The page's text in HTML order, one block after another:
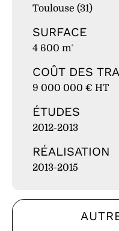
Toulouse (31)
SURFACE
4 600 m²
COÛT DES
9 000 000 € HT
ÉTUDES
2012-2013
RÉALISATION
2013-2015